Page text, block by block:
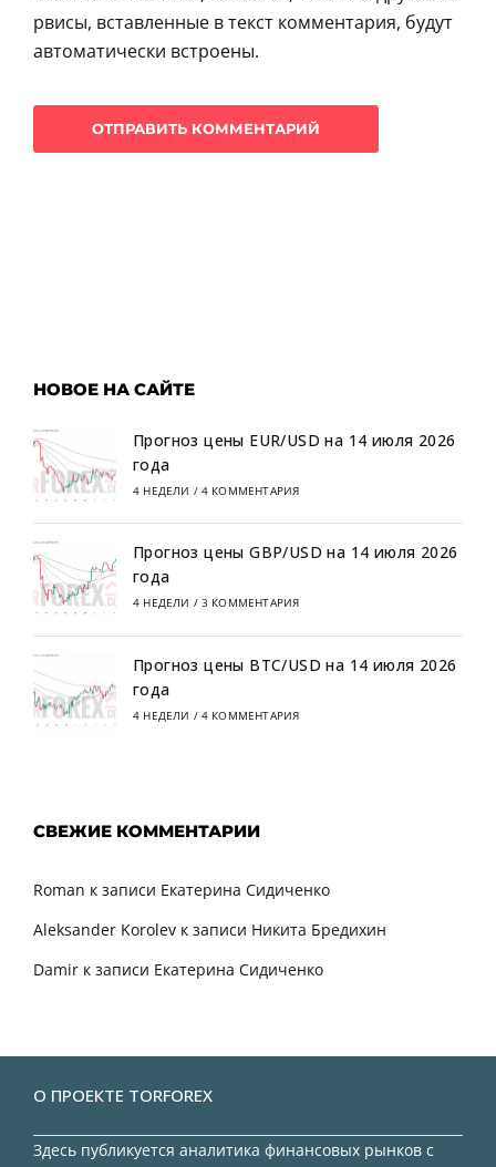
рвисы, вставленные в текст комментария, будут
автоматически встроены.
НОВОЕ НА САЙТЕ
Прогноз цены EUR/USD на 14 июля 2026
года
4 НЕДЕЛИ / 4 КОММЕНТАРИЯ
Прогноз цены GBP/USD на 14 июля 2026
года
4 НЕДЕЛИ / 3 КОММЕНТАРИЯ
Прогноз цены BTC/USD на 14 июля 2026
года
4 НЕДЕЛИ / 4 КОММЕНТАРИЯ
СВЕЖИЕ КОММЕНТАРИИ
Roman к записи Екатерина Сидиченко
Aleksander Korolev к записи Никита Бредихин
Damir к записи Екатерина Сидиченко
О ПРОЕКТЕ TORFOREX
Здесь публикуется аналитика финансовых рынков с